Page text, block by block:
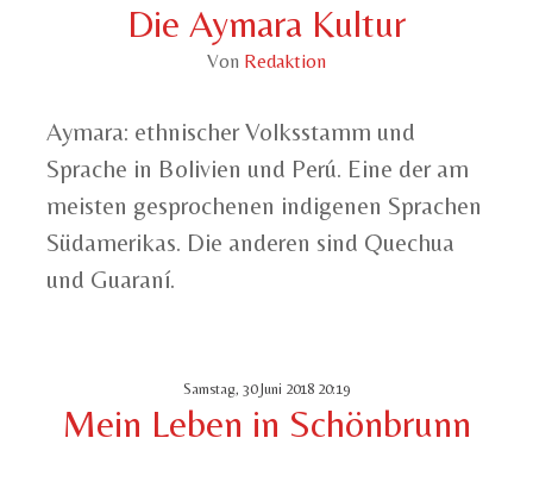
Die Aymara Kultur
Von Redaktion
Aymara: ethnischer Volksstamm und
Sprache in Bolivien und Perú. Eine der am
meisten gesprochenen indigenen Sprachen
Südamerikas. Die anderen sind Quechua
und Guaraní.
Samstag, 30 Juni 2018 20:19
Mein Leben in Schönbrunn